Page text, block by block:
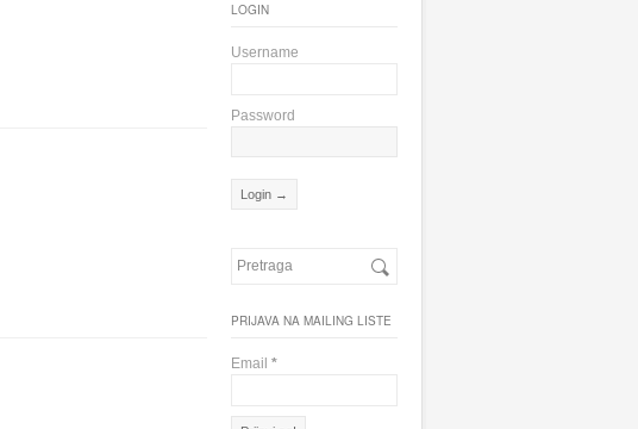
LOGIN
Username
Password
PRIJAVA NA MAILING LISTE
Email *